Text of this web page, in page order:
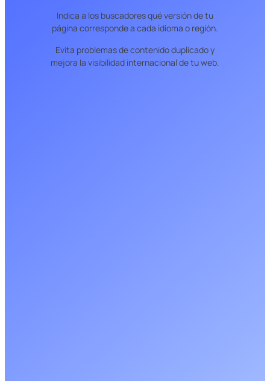
Indica a los buscadores qué versión de tu
página corresponde a cada idioma o región.
Evita problemas de contenido duplicado y
mejora la visibilidad internacional de tu web.